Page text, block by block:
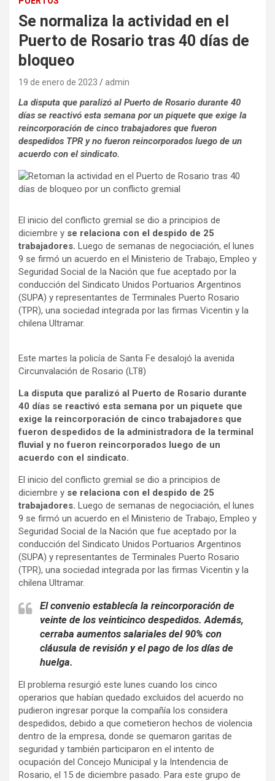
Se normaliza la actividad en el
Puerto de Rosario tras 40 días de
bloqueo
19 de enero de 2023 admin
La disputa que paralizó al Puerto de Rosario durante 40
días se reactivó esta semana por un piquete que exige la
reincorporación de cinco trabajadores que fueron
despedidos TPR y no fueron reincorporados luego de un
acuerdo con el sindicato.
El inicio del conflicto gremial se dio a principios de
diciembre y se relaciona con el despido de 25
trabajadores. Luego de semanas de negociación, el lunes
9 se firmó un acuerdo en el Ministerio de Trabajo, Empleo y
Seguridad Social de la Nación que fue aceptado por la
conducción del Sindicato Unidos Portuarios Argentinos
(SUPA) y representantes de Terminales Puerto Rosario
(TPR), una sociedad integrada por las firmas Vicentin y la
chilena Ultramar.
Este martes la policía de Santa Fe desalojó la avenida
Circunvalación de Rosario (LT8)
La disputa que paralizó al Puerto de Rosario durante
40 días se reactivó esta semana por un piquete que
exige la reincorporación de cinco trabajadores que
fueron despedidos de la administradora de la terminal
fluvial y no fueron reincorporados luego de un
acuerdo con el sindicato.
El inicio del conflicto gremial se dio a principios de
diciembre y se relaciona con el despido de 25
trabajadores. Luego de semanas de negociación, el lunes
9 se firmó un acuerdo en el Ministerio de Trabajo, Empleo y
Seguridad Social de la Nación que fue aceptado por la
conducción del Sindicato Unidos Portuarios Argentinos
(SUPA) y representantes de Terminales Puerto Rosario
(TPR), una sociedad integrada por las firmas Vicentin y la
chilena Ultramar.
El convenio establecía la reincorporación de
veinte de los veinticinco despedidos. Además,
cerraba aumentos salariales del 90% con
cláusula de revisión y el pago de los días de
huelga.
El problema resurgió este lunes cuando los cinco
operarios que habían quedado excluidos del acuerdo no
pudieron ingresar porque la compañía los considera
despedidos, debido a que cometieron hechos de violencia
dentro de la empresa, donde se quemaron garitas de
seguridad y también participaron en el intento de
ocupación del Concejo Municipal y la Intendencia de
Rosario, el 15 de diciembre pasado. Para este grupo de